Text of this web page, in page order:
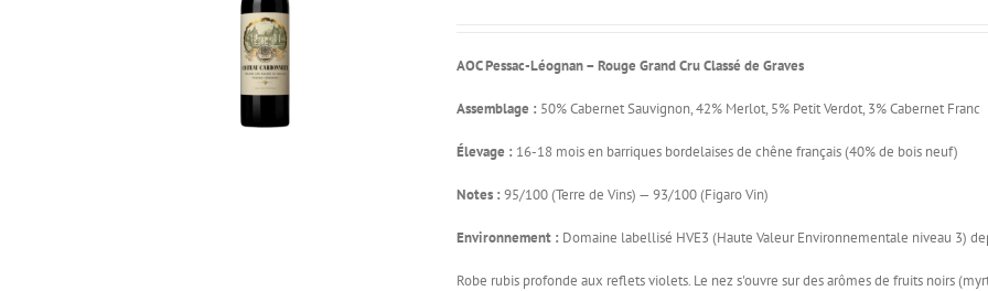
AOC Pessac-Léognan – Rouge Grand Cru Classé de Graves
Assemblage : 50% Cabernet Sauvignon, 42% Merlot, 5% Petit Verdot, 3% Cabernet Franc
Élevage : 16-18 mois en barriques bordelaises de chêne français (40% de bois neuf)
Notes : 95/100 (Terre de Vins) — 93/100 (Figaro Vin)
Environnement : Domaine labellisé HVE3 (Haute Valeur Environnementale niveau 3)
Robe rubis profonde aux reflets violets. Le nez s'ouvre sur des arômes de fruits noirs